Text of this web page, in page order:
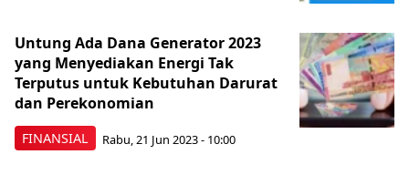
FINANSIAL
Untung Ada Dana Generator 2023
yang Menyediakan Energi Tak
Terputus untuk Kebutuhan Darurat
dan Perekonomian
Rabu, 21 Jun 2023 - 10:00